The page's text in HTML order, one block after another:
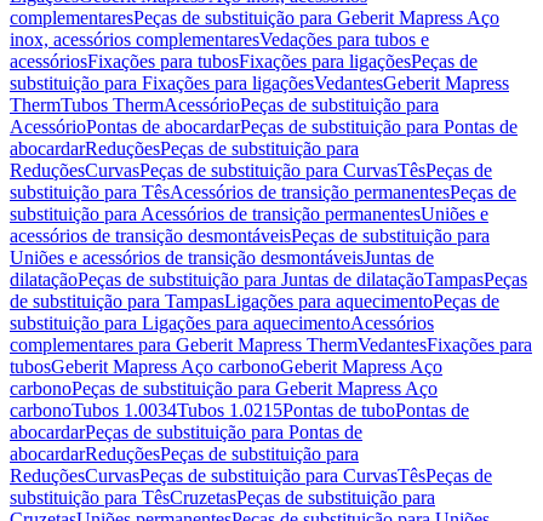
complementaresPeças de substituição para Geberit Mapress Aço
inox, acessórios complementaresVedações para tubos e
acessóriosFixações para tubosFixações para ligaçõesPeças de
substituição para Fixações para ligaçõesVedantesGeberit Mapress
ThermTubos ThermAcessórioPeças de substituição para
AcessórioPontas de abocardarPeças de substituição para Pontas de
abocardarReduçõesPeças de substituição para
ReduçõesCurvasPeças de substituição para CurvasTêsPeças de
substituição para TêsAcessórios de transição permanentesPeças de
substituição para Acessórios de transição permanentesUniões e
acessórios de transição desmontáveisPeças de substituição para
Uniões e acessórios de transição desmontáveisJuntas de
dilataçãoPeças de substituição para Juntas de dilataçãoTampasPeças
de substituição para TampasLigações para aquecimentoPeças de
substituição para Ligações para aquecimentoAcessórios
complementares para Geberit Mapress ThermVedantesFixações para
tubosGeberit Mapress Aço carbonoGeberit Mapress Aço
carbonoPeças de substituição para Geberit Mapress Aço
carbonoTubos 1.0034Tubos 1.0215Pontas de tuboPontas de
abocardarPeças de substituição para Pontas de
abocardarReduçõesPeças de substituição para
ReduçõesCurvasPeças de substituição para CurvasTêsPeças de
substituição para TêsCruzetasPeças de substituição para